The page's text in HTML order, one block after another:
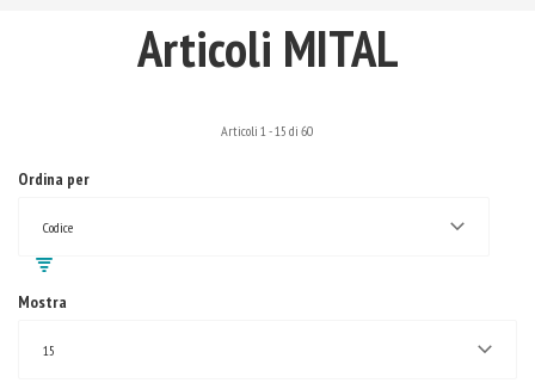
Articoli MITAL
Ordina per
Codice
Articoli 1 -15 di 60
Mostra
15